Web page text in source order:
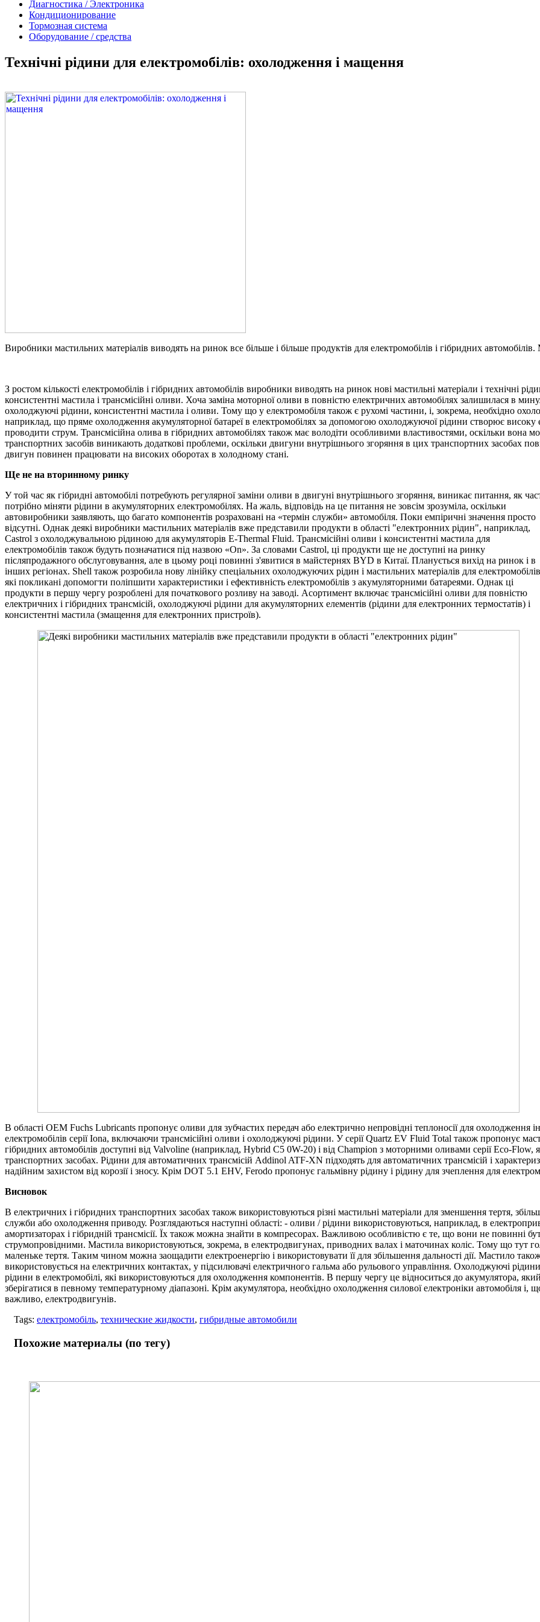
Диагностика / Электроника
Кондиционирование
Тормозная система
Оборудование / средства
Технічні рідини для електромобілів: охолодження і мащення
Виробники мастильних матеріалів виводять на ринок все більше і більше продуктів для електромобілів і гібридних
З ростом кількості електромобілів і гібридних автомобілів виробники виводять на ринок нові мастильні матеріали і технічні
консистентні мастила і трансмісійні оливи. Хоча заміна моторної оливи в повністю електричних автомобілях залишилася в
охолоджуючі рідини, консистентні мастила і оливи. Тому що у електромобіля також є рухомі частини, і, зокрема, необхідно
наприклад, що пряме охолодження акумуляторної батареї в електромобілях за допомогою охолоджуючої рідини створює
проводити струм. Трансмісійна олива в гібридних автомобілях також має володіти особливими властивостями, оскільки вона
транспортних засобів виникають додаткові проблеми, оскільки двигуни внутрішнього згоряння в цих транспортних засобах
двигун повинен працювати на високих оборотах в холодному стані.
Ще не на вторинному ринку
У той час як гібридні автомобілі потребують регулярної заміни оливи в двигуні внутрішнього згоряння, виникає питання, як
потрібно міняти рідини в акумуляторних електромобілях. На жаль, відповідь на це питання не зовсім зрозуміла, оскільки
автовиробники заявляють, що багато компонентів розраховані на «термін служби» автомобіля. Поки емпіричні значення просто
відсутні. Однак деякі виробники мастильних матеріалів вже представили продукти в області "електронних рідин", наприклад,
Castrol з охолоджувальною рідиною для акумуляторів E-Thermal Fluid. Трансмісійні оливи і консистентні мастила для
електромобілів також будуть позначатися під назвою «On». За словами Castrol, ці продукти ще не доступні на ринку
післяпродажного обслуговування, але в цьому році повинні з'явитися в майстернях BYD в Китаї. Планується вихід на ринок і в
інших регіонах. Shell також розробила нову лінійку спеціальних охолоджуючих рідин і мастильних матеріалів для
які покликані допомогти поліпшити характеристики і ефективність електромобілів з акумуляторними батареями. Однак ці
продукти в першу чергу розроблені для початкового розливу на заводі. Асортимент включає трансмісійні оливи для повністю
електричних і гібридних трансмісій, охолоджуючі рідини для акумуляторних елементів (рідини для електронних термостатів) і
консистентні мастила (змащення для електронних пристроїв).
В області OEM Fuchs Lubricants пропонує оливи для зубчастих передач або електрично непровідні теплоносії для охолодження
електромобілів серії Iona, включаючи трансмісійні оливи і охолоджуючі рідини. У серії Quartz EV Fluid Total також пропонує
гібридних автомобілів доступні від Valvoline (наприклад, Hybrid C5 0W-20) і від Champion з моторними оливами серії Eco-Flow,
транспортних засобах. Рідини для автоматичних трансмісій Addinol ATF-XN підходять для автоматичних трансмісій і
надійним захистом від корозії і зносу. Крім DOT 5.1 EHV, Ferodo пропонує гальмівну рідину і рідину для зчеплення для
Висновок
В електричних і гібридних транспортних засобах також використовуються різні мастильні матеріали для зменшення тертя,
служби або охолодження приводу. Розглядаються наступні області: - оливи / рідини використовуються, наприклад, в
амортизаторах і гібридній трансмісії. Їх також можна знайти в компресорах. Важливою особливістю є те, що вони не повинні
струмопровідними. Мастила використовуються, зокрема, в електродвигунах, приводних валах і маточинах коліс. Тому що тут
маленьке тертя. Таким чином можна заощадити електроенергію і використовувати її для збільшення дальності дії. Мастило
використовується на електричних контактах, у підсилювачі електричного гальма або рульового управління. Охолоджуючі
рідини в електромобілі, які використовуються для охолодження компонентів. В першу чергу це відноситься до акумулятора,
зберігатися в певному температурному діапазоні. Крім акумулятора, необхідно охолодження силової електроніки автомобіля і,
важливо, електродвигунів.
Tags: електромобіль, технические жидкости, гибридные автомобили
Похожие материалы (по тегу)